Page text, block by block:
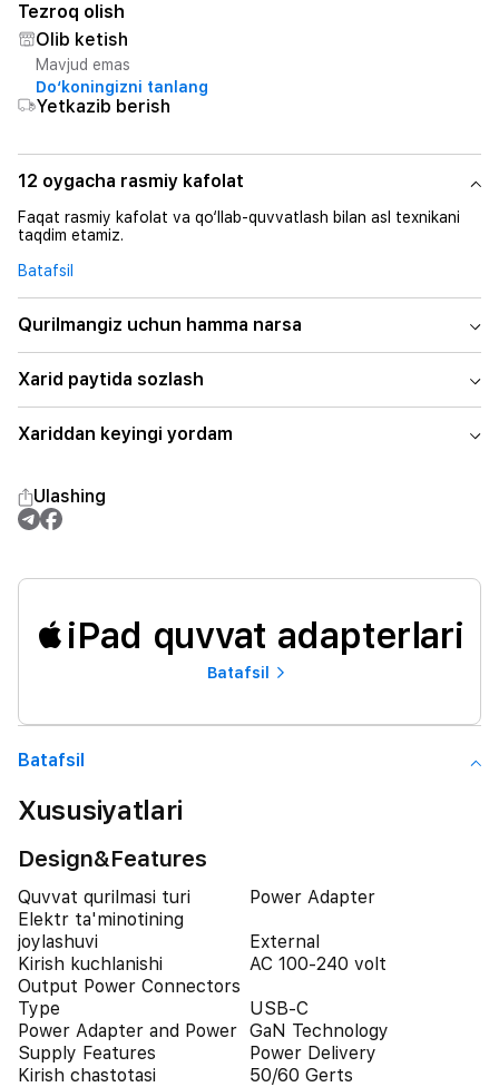
Tezroq olish
Olib ketish
Mavjud emas
Do‘koningizni tanlang
Yetkazib berish
12 oygacha rasmiy kafolat
Faqat rasmiy kafolat va qo‘llab-quvvatlash bilan asl texnikani
taqdim etamiz.
Batafsil
Qurilmangiz uchun hamma narsa
Xarid paytida sozlash
Xariddan keyingi yordam
Ulashing
iPad quvvat adapterlari
Batafsil
Batafsil
Xususiyatlari
Design&Features
Quvvat qurilmasi turi
Power Adapter
Elektr ta'minotining
joylashuvi
External
Kirish kuchlanishi
AC 100-240 volt
Output Power Connectors
Type
USB-C
Power Adapter and Power
Supply Features
GaN Technology
Power Delivery
Kirish chastotasi
50/60 Gerts